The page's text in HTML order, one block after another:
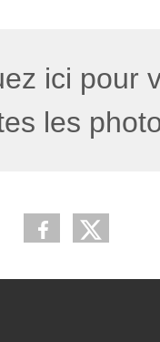
ici pour
les